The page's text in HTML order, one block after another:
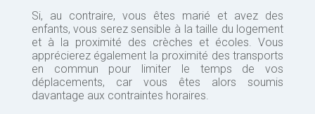
Si, au contraire, vous êtes marié et avez des
enfants, vous serez sensible à la taille du logement
et à la proximité des crèches et écoles. Vous
apprécierez également la proximité des transports
en commun pour limiter le temps de vos
déplacements, car vous êtes alors soumis
davantage aux contraintes horaires.